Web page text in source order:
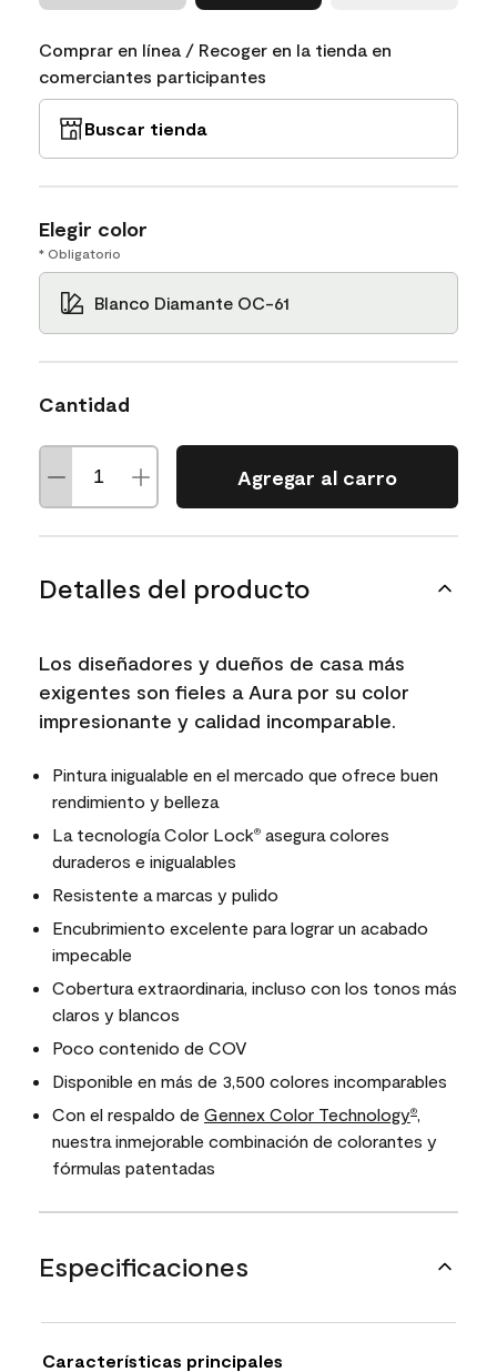
Comprar en línea / Recoger en la tienda en
comerciantes participantes
Buscar tienda
Elegir color
* Obligatorio
Blanco Diamante OC-61
Cantidad
Agregar al carro
Detalles del producto
Los diseñadores y dueños de casa más
exigentes son fieles a Aura por su color
impresionante y calidad incomparable.
Pintura inigualable en el mercado que ofrece buen
rendimiento y belleza
La tecnología Color Lock® asegura colores
duraderos e inigualables
Resistente a marcas y pulido
Encubrimiento excelente para lograr un acabado
impecable
Cobertura extraordinaria, incluso con los tonos más
claros y blancos
Poco contenido de COV
Disponible en más de 3,500 colores incomparables
Con el respaldo de Gennex Color Technology®,
nuestra inmejorable combinación de colorantes y
fórmulas patentadas
Especificaciones
Características principales